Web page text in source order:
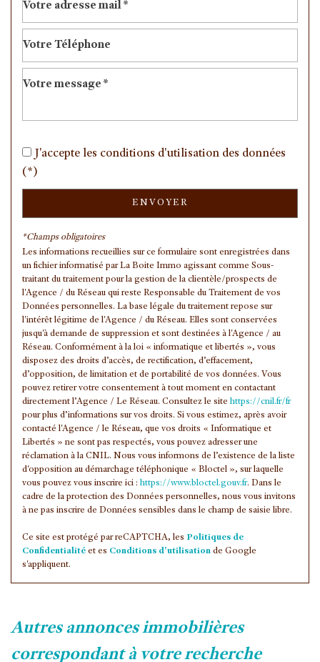
Presse et Tabac
statistiques
Propriétaires (vs. locataires) 43,05 %
Taxe habitation 9,58 %
Taxe foncière
Habitants de moins de 25 ans 31,30 %
Habitants de plus de 55 ans
Nombre d'enfants par famille
Familles sans enfant 46,29 %
Familles avec 1 ou 2 enfants
Maisons 16,90 %
Appartements 83,10 %
Familles avec 3 enfants 6,39 %
J'accepte les conditions d'utilisation des données
(*)
ENVOYER
*Champs obligatoires
Les informations recueillies sur ce formulaire sont enregistrées dans
un fichier informatisé par La Boite Immo agissant comme Sous-
traitant du traitement pour la gestion de la clientèle/prospects de
l'Agence / du Réseau qui reste Responsable du Traitement de vos
Données personnelles. La base légale du traitement repose sur
l'intérêt légitime de l'Agence / du Réseau. Elles sont conservées
jusqu'à demande de suppression et sont destinées à l'Agence / au
Réseau. Conformément à la loi « informatique et libertés », vous
disposez des droits d’accès, de rectification, d’effacement,
d’opposition, de limitation et de portabilité de vos données. Vous
pouvez retirer votre consentement à tout moment en contactant
directement l’Agence / Le Réseau. Consultez le site https://cnil.fr/fr
pour plus d’informations sur vos droits. Si vous estimez, après avoir
contacté l'Agence / le Réseau, que vos droits « Informatique et
Libertés » ne sont pas respectés, vous pouvez adresser une
réclamation à la CNIL. Nous vous informons de l’existence de la liste
d'opposition au démarchage téléphonique « Bloctel », sur laquelle
vous pouvez vous inscrire ici : https://www.bloctel.gouv.fr. Dans le
cadre de la protection des Données personnelles, nous vous invitons
à ne pas inscrire de Données sensibles dans le champ de saisie libre.
Ce site est protégé par reCAPTCHA, les Politiques de
Confidentialité et es Conditions d'utilisation de Google
s'appliquent.
autres annonces immobilières
correspondant à votre recherche